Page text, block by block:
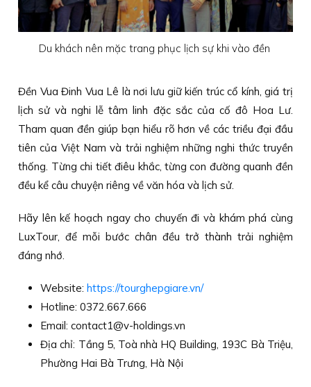
Du khách nên mặc trang phục lịch sự khi vào đền
Đền Vua Đinh Vua Lê là nơi lưu giữ kiến trúc cổ kính, giá trị
lịch sử và nghi lễ tâm linh đặc sắc của cố đô Hoa Lư.
Tham quan đền giúp bạn hiểu rõ hơn về các triều đại đầu
tiên của Việt Nam và trải nghiệm những nghi thức truyền
thống. Từng chi tiết điêu khắc, từng con đường quanh đền
đều kể câu chuyện riêng về văn hóa và lịch sử.
Hãy lên kế hoạch ngay cho chuyến đi và khám phá cùng
LuxTour, để mỗi bước chân đều trở thành trải nghiệm
đáng nhớ.
Website:https://tourghepgiare.vn/
Hotline: 0372.667.666
Email: contact1@v-holdings.vn
Địa chỉ: Tầng 5, Toà nhà HQ Building, 193C Bà Triệu,
Phường Hai Bà Trưng, Hà Nội